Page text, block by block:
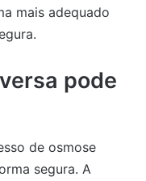
mais adequado
pode
de osmose
segura. A